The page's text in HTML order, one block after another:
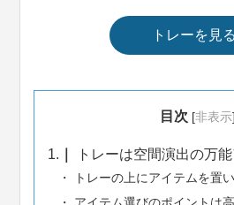
トレーを見る
目次 [非表示]
1. トレーは空間演出の万
トレーの上にアイテムを置